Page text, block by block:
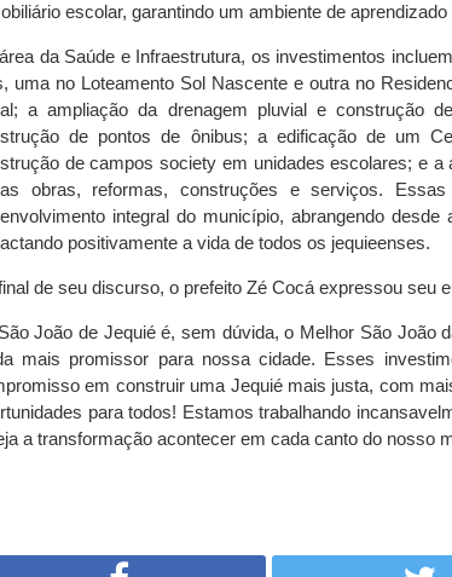
escolar, garantindo um ambiente de
da Saúde e Infraestrutura, os investimentos
uma no Loteamento Sol Nascente e outra no
a ampliação da drenagem pluvial e construção
de pontos de ônibus; a edificação de um
de campos society em unidades escolares; e
obras, reformas, construções e serviços.
integral do município, abrangendo
positivamente a vida de todos os jequieenses.
de seu discurso, o prefeito Zé Cocá expressou seu
João de Jequié é, sem dúvida, o Melhor São João
mais promissor para nossa cidade. Esses
em construir uma Jequié mais justa, com
para todos! Estamos trabalhando
a transformação acontecer em cada canto do nosso